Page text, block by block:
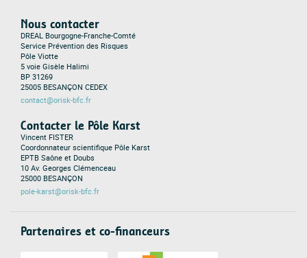
Nous contacter
DREAL Bourgogne-Franche-Comté
Service Prévention des Risques
Pôle Viotte
5 voie Gisèle Halimi
BP 31269
25005 BESANÇON CEDEX
contact@orisk-bfc.fr
Contacter le Pôle Karst
Vincent FISTER
Coordonnateur scientifique Pôle Karst
EPTB Saône et Doubs
10 Av. Georges Clémenceau
25000 BESANÇON
pole-karst@orisk-bfc.fr
Partenaires et co-financeurs